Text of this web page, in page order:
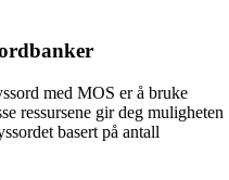
med MOS er å bruke
ressursene gir deg muligheten
basert på antall